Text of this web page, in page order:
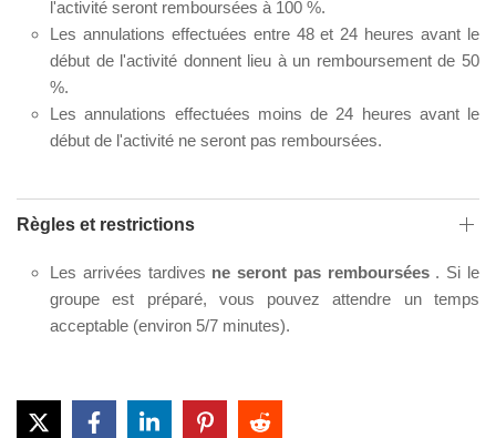
l'activité seront remboursées à 100 %.
Les annulations effectuées entre 48 et 24 heures avant le
début de l'activité donnent lieu à un remboursement de 50
%.
Les annulations effectuées moins de 24 heures avant le
début de l'activité ne seront pas remboursées.
Règles et restrictions
Les arrivées tardives ne seront pas remboursées. Si le
groupe est préparé, vous pouvez attendre un temps
acceptable (environ 5/7 minutes).